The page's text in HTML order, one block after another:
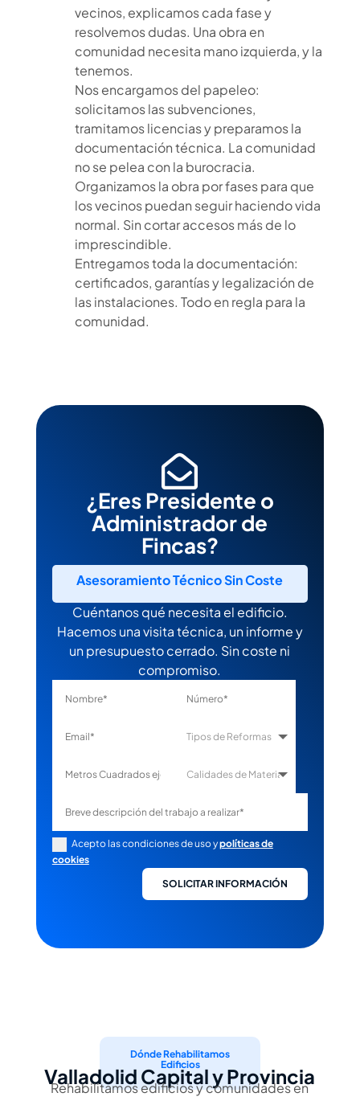
vecinos, explicamos cada fase y
resolvemos dudas. Una obra en
comunidad necesita mano izquierda, y la
tenemos.
Nos encargamos del papeleo:
solicitamos las subvenciones,
tramitamos licencias y preparamos la
documentación técnica. La comunidad
no se pelea con la burocracia.
Organizamos la obra por fases para que
los vecinos puedan seguir haciendo vida
normal. Sin cortar accesos más de lo
imprescindible.
Entregamos toda la documentación:
certificados, garantías y legalización de
las instalaciones. Todo en regla para la
comunidad.

¿Eres Presidente o
Administrador de
Fincas?
Asesoramiento Técnico Sin Coste
Cuéntanos qué necesita el edificio.
Hacemos una visita técnica, un informe y
un presupuesto cerrado. Sin coste ni
compromiso.
Acepto las condiciones de uso ypolíticas de
cookies
SOLICITAR INFORMACIÓN
Dónde Rehabilitamos
Edificios
Valladolid Capital y Provincia
Rehabilitamos edificios y comunidades en